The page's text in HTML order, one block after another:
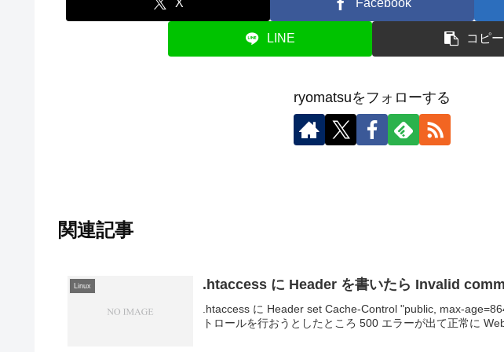
X Facebook
LINE コピー
ryomatsuをフォローする
関連記事
Linux .htaccess に Header を書いたら Invalid
.htaccess に Header set Cache-Control "public, max-
トロールを行おうとしたところ 500 エラーが出て正常に